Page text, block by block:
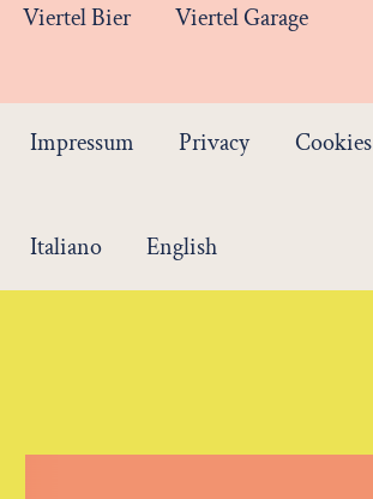
Viertel Bier Viertel Garage
Impressum Privacy Cookies
Italiano English